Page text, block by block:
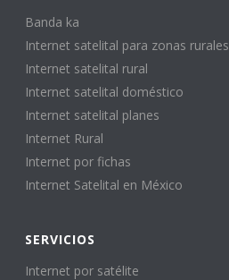
Banda ka
Internet satelital para zonas rurales
Internet satelital rural
Internet satelital doméstico
Internet satelital planes
Internet Rural
Internet por fichas
Internet Satelital en México
SERVICIOS
Internet por satélite